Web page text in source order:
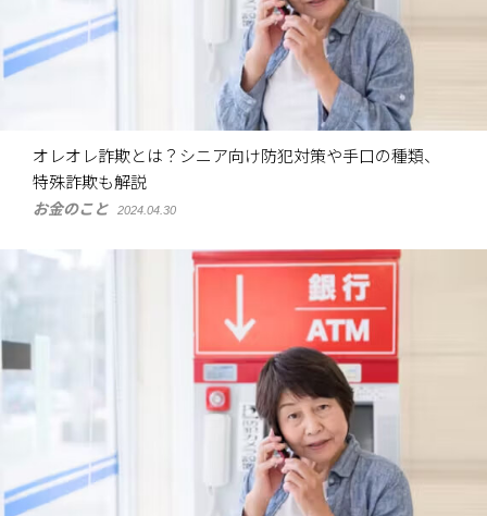
オレオレ詐欺とは？シニア向け防犯対策や手口の種類、
特殊詐欺も解説
お金のこと 2024.04.30